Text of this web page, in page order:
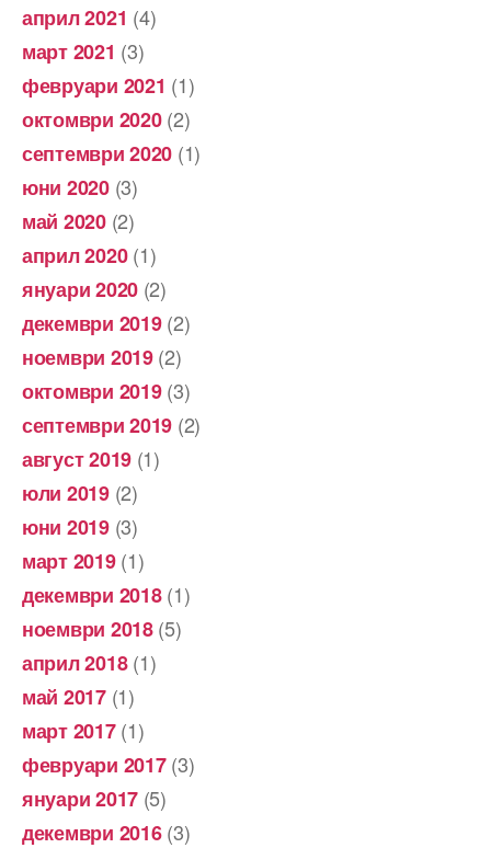
април 2021 (4)
март 2021 (3)
февруари 2021 (1)
октомври 2020(2)
септември 2020 (1)
юни 2020(3)
май 2020(2)
април 2020(1)
януари 2020 (2)
декември 2019(2)
ноември 2019(2)
октомври 2019(3)
септември 2019 (2)
август 2019 (1)
юли 2019(2)
юни 2019(3)
март 2019(1)
декември 2018(1)
ноември 2018(5)
април 2018(1)
май 2017(1)
март 2017(1)
февруари 2017(3)
януари 2017 (5)
декември 2016(3)